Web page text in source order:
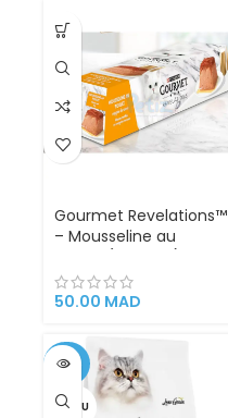
Gourmet Revelations™
– Mousseline au
50.00 MAD
-25%
VENDU